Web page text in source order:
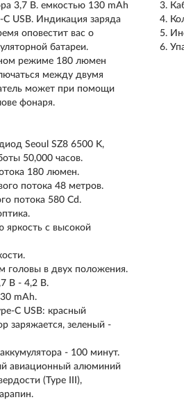
3,7 В. емкостью 130 mAh
C USB. Индикация заряда
оповестит вас о
батареи.
режиме 180 люмен
между двумя
может при помощи
фонаря.
Seoul SZ8 6500 K,
50,000 часов.
180 люмен.
потока 48 метров.
потока 580 Cd.
яркость с высокой
головы в двух положения.
В - 4,2 В.
mAh.
C USB: красный
заряжается, зеленый -
- 100 минут.
авиационный алюминий
(Type III),